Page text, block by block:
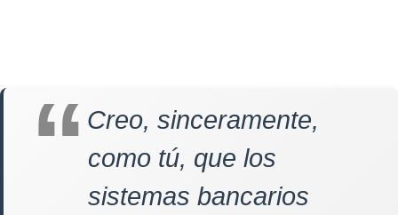
Creo, sinceramente,
como tú, que los
sistemas bancarios